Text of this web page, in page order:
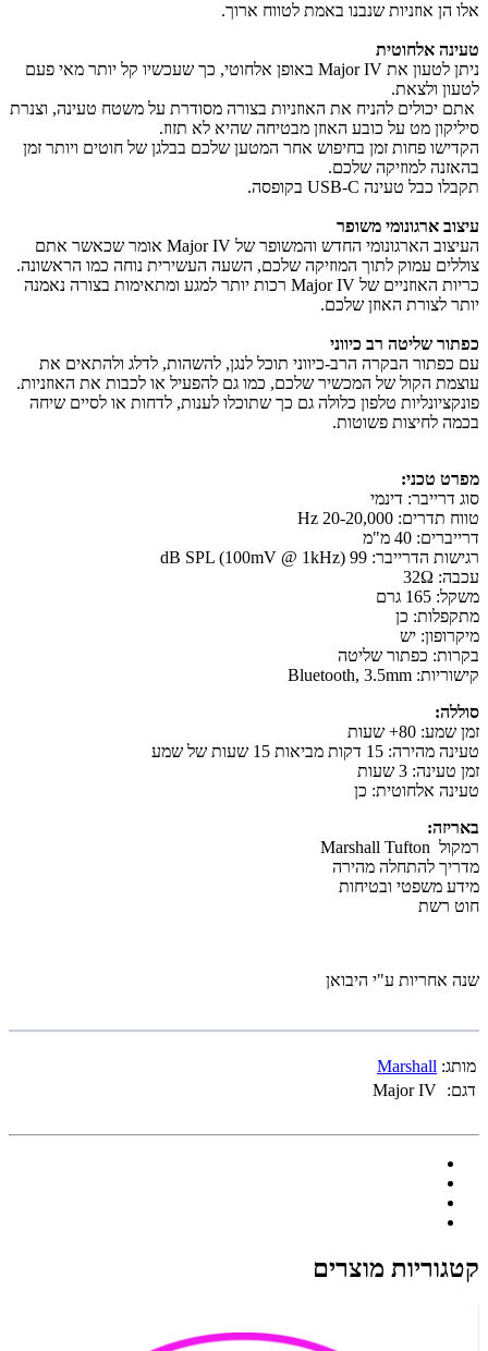
אלו הן אוזניות שנבנו באמת לטווח ארוך.
טעינה אלחוטית
ניתן לטעון את Major IV באופן אלחוטי, כך שעכשיו קל יותר מאי פעם
לטעון ולצאת.
אתם יכולים להניח את האוזניות בצורה מסודרת על משטח טעינה, וצנרת
סיליקון מט על כובע האוזן מבטיחה שהיא לא תזוז.
הקדישו פחות זמן בחיפוש אחר המטען שלכם בבלגן של חוטים ויותר זמן
בהאזנה למוזיקה שלכם.
תקבלו כבל טעינה USB-C בקופסה.
עיצוב ארגונומי משופר
העיצוב הארגונומי החדש והמשופר של Major IV אומר שכאשר אתם
צוללים עמוק לתוך המוזיקה שלכם, השעה העשירית נוחה כמו הראשונה.
כריות האוזניים של Major IV רכות יותר למגע ומתאימות בצורה נאמנה
יותר לצורת האוזן שלכם.
כפתור שליטה רב כיווני
עם כפתור הבקרה הרב-כיווני תוכל לנגן, להשהות, לדלג ולהתאים את
עוצמת הקול של המכשיר שלכם, כמו גם להפעיל או לכבות את האוזניות.
פונקציונליות טלפון כלולה גם כך שתוכלו לענות, לדחות או לסיים שיחה
בכמה לחיצות פשוטות.
מפרט טכני:
סוג דרייבר: דינמי
טווח תדרים: 20-20,000 Hz
דרייברים: 40 מ"מ
רגישות הדרייבר: 99 dB SPL (100mV @ 1kHz)
עכבה: 32Ω
משקל: 165 גרם
מתקפלות: כן
מיקרופון: יש
בקרות: כפתור שליטה
קישוריות: Bluetooth, 3.5mm
סוללה:
זמן שמע: 80+ שעות
טעינה מהירה: 15 דקות מביאות 15 שעות של שמע
זמן טעינה: 3 שעות
טעינה אלחוטית: כן
באריזה:
רמקול Marshall Tufton
מדריך להתחלה מהירה
מידע משפטי ובטיחות
חוט רשת
שנה אחריות ע"י היבואן
מותג: Marshall
דגם: Major IV
קטגוריות מוצרים